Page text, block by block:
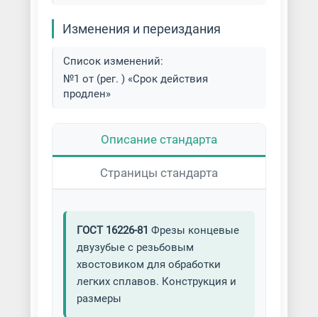
Изменения и переиздания
Список изменений:
№1 от (рег. ) «Срок действия
продлен»
Описание стандарта
Страницы стандарта
ГОСТ 16226-81 Фрезы концевые
двузубые с резьбовым
хвостовиком для обработки
легких сплавов. Конструкция и
размеры